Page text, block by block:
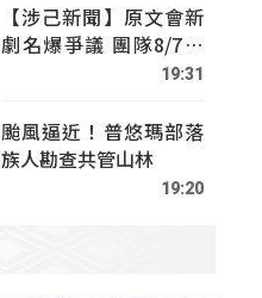
【涉己新聞】原文會新
劇名爆爭議 團隊8/7赴
19:31
颱風逼近！普悠瑪部落
族人勘查共管山林
19:20